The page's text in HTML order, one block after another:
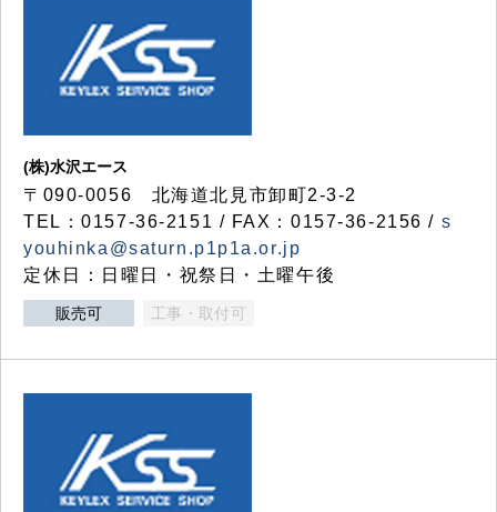
(株)水沢エース
〒090-0056 北海道北見市卸町2-3-2
TEL：0157-36-2151 / FAX：0157-36-2156 / s
youhinka@saturn.p1p1a.or.jp
定休日：日曜日・祝祭日・土曜午後
販売可 工事・取付可